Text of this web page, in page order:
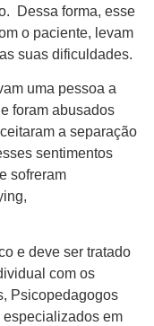
Dessa forma, esse
o paciente, levam
suas dificuldades.
uma pessoa a
foram abusados
a separação
sentimentos
sofreram
e deve ser tratado
com os
Psicopedagogos
em